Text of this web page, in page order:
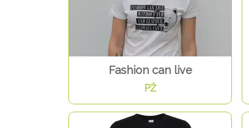
Fashion can live
PŽ